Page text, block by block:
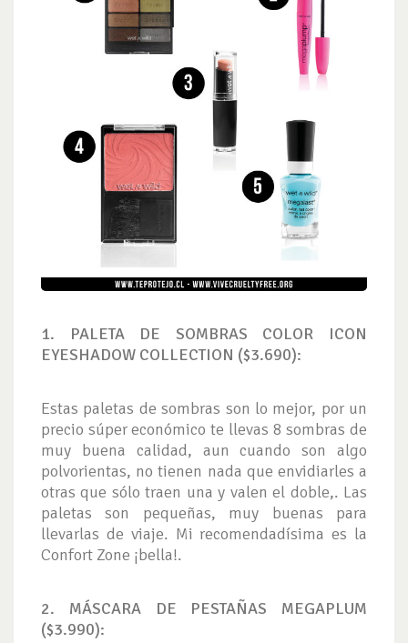
1. PALETA DE SOMBRAS COLOR ICON
EYESHADOW COLLECTION ($3.690):
Estas paletas de sombras son lo mejor, por un
precio súper económico te llevas 8 sombras de
muy buena calidad, aun cuando son algo
polvorientas, no tienen nada que envidiarles a
otras que sólo traen una y valen el doble,. Las
paletas son pequeñas, muy buenas para
llevarlas de viaje. Mi recomendadísima es la
Confort Zone ¡bella!.
2. MÁSCARA DE PESTAÑAS MEGAPLUM
($3.990):